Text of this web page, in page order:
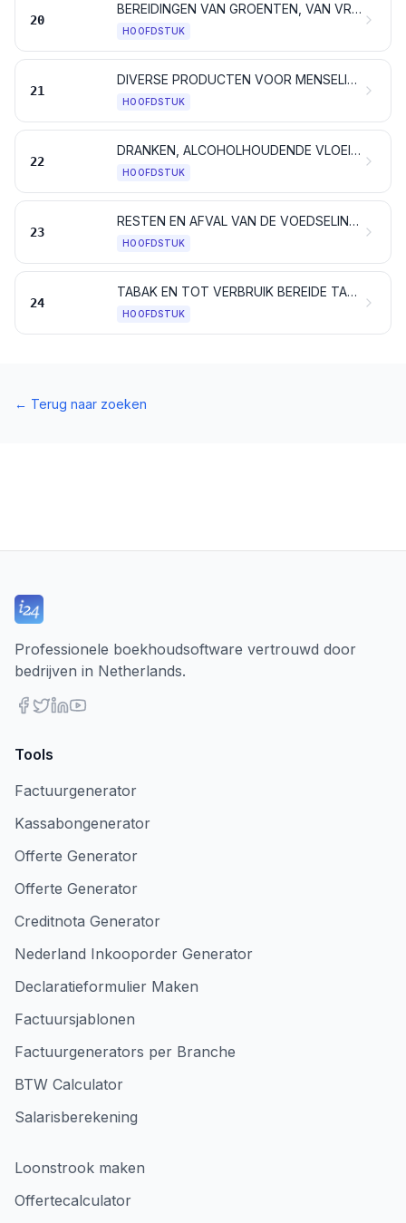
20
BEREIDINGEN VAN GROENTEN, VAN VRUCHTEN EN VAN ANDERE PLANTENDELEN
HOOFDSTUK
21
DIVERSE PRODUCTEN VOOR MENSELIJKE CONSUMPTIE
HOOFDSTUK
22
DRANKEN, ALCOHOLHOUDENDE VLOEISTOFFEN EN AZIJN
HOOFDSTUK
23
RESTEN EN AFVAL VAN DE VOEDSELINDUSTRIE; BEREID VOEDSEL VOOR DIEREN
HOOFDSTUK
24
TABAK EN TOT VERBRUIK BEREIDE TABAKSSURROGATEN; PRODUCTEN, AL DAN NIET NICOTINE BEVATTENDE, BESTEMD VOOR INHALATIE ZONDER VERBRANDING; ANDERE NICOTINE BEVATTENDE PRODUCTEN, BESTEMD VOOR DE OPNAME VAN NICOTINE IN HET MENSELIJK LICHAAM
HOOFDSTUK
← Terug naar zoeken
Professionele boekhoudsoftware vertrouwd door
bedrijven in Netherlands.
Tools
Factuurgenerator
Kassabongenerator
Offerte Generator
Offerte Generator
Creditnota Generator
Nederland Inkooporder Generator
Declaratieformulier Maken
Factuursjablonen
Factuurgenerators per Branche
BTW Calculator
Salarisberekening
Loonstrook maken
Offertecalculator